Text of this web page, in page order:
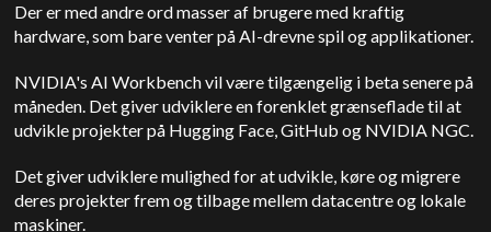
Der er med andre ord masser af brugere med kraftig
hardware, som bare venter på AI-drevne spil og applikationer.
NVIDIA's AI Workbench vil være tilgængelig i beta senere på
måneden. Det giver udviklere en forenklet grænseflade til at
udvikle projekter på Hugging Face, GitHub og NVIDIA NGC.
Det giver udviklere mulighed for at udvikle, køre og migrere
deres projekter frem og tilbage mellem datacentre og lokale
maskiner.